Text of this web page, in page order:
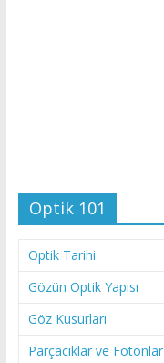
Optik 101
Optik Tarihi
Gözün Optik Yapısı
Göz Kusurları
Parçacıklar ve Fotonlar